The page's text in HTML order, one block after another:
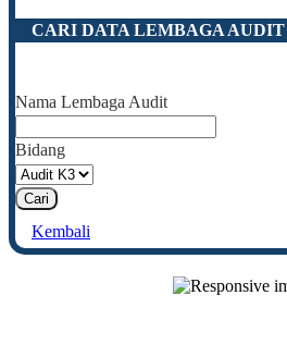
CARI DATA LEMBAGA AUDIT
Nama Lembaga Audit
Bidang
Cari
Kembali